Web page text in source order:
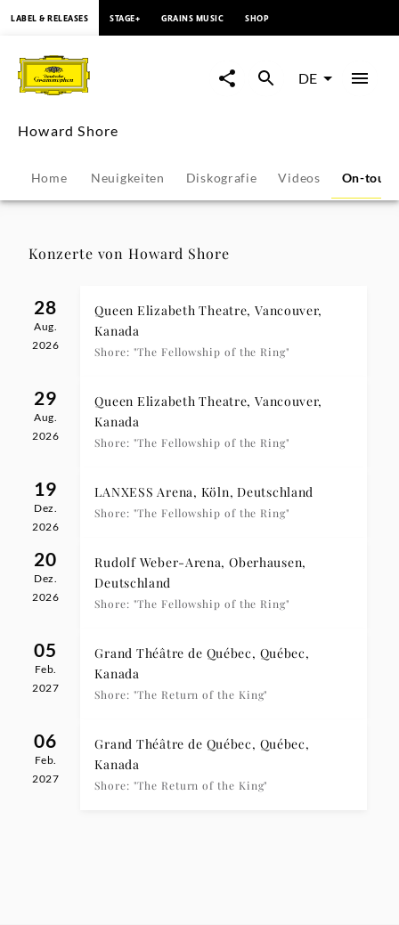
Howard
Shore
Konzerte
&
Veranstaltungen
Deutsche
LABEL & RELEASES STAGE+ GRAINS MUSIC SHOP
DE
Howard Shore
Home Neuigkeiten Diskografie Videos On-tour
Konzerte von Howard Shore
28
Aug.
2026
Queen Elizabeth Theatre, Vancouver,
Kanada
Shore: "The Fellowship of the Ring"
29
Aug.
2026
Queen Elizabeth Theatre, Vancouver,
Kanada
Shore: "The Fellowship of the Ring"
19
Dez.
2026
LANXESS Arena, Köln, Deutschland
Shore: "The Fellowship of the Ring"
20
Dez.
2026
Rudolf Weber-Arena, Oberhausen,
Deutschland
Shore: "The Fellowship of the Ring"
05
Feb.
2027
Grand Théâtre de Québec, Québec,
Kanada
Shore: "The Return of the King"
06
Feb.
2027
Grand Théâtre de Québec, Québec,
Kanada
Shore: "The Return of the King"